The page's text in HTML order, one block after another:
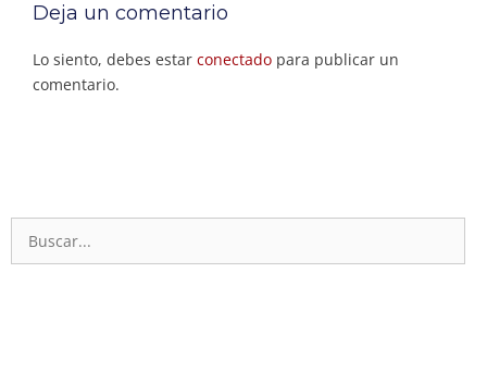
Deja un comentario
Lo siento, debes estar conectado para publicar un
comentario.